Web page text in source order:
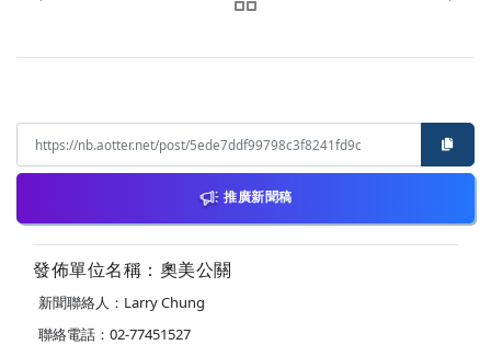
推廣新聞稿
發佈單位名稱：奧美公關
新聞聯絡人：Larry Chung
聯絡電話：02-77451527